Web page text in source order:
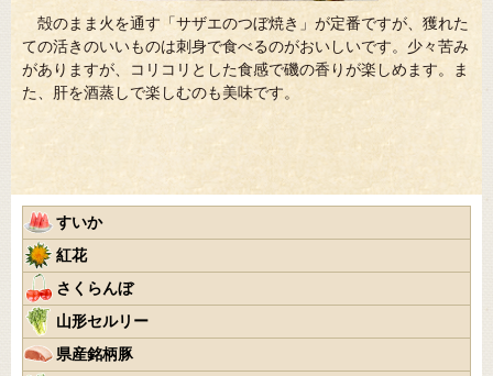
殻のまま火を通す「サザエのつぼ焼き」が定番ですが、獲れた
ての活きのいいものは刺身で食べるのがおいしいです。少々苦み
がありますが、コリコリとした食感で磯の香りが楽しめます。ま
た、肝を酒蒸しで楽しむのも美味です。
すいか
紅花
さくらんぼ
山形セルリー
県産銘柄豚